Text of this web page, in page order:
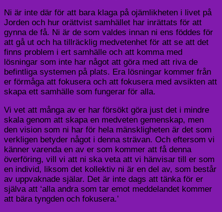
Ni är inte där för att bara klaga på ojämlikheten i livet på
Jorden och hur orättvist samhället har inrättats för att
gynna de få. Ni är de som valdes innan ni ens föddes för
att gå ut och ha tillräcklig medvetenhet för att se att det
finns problem i ert samhälle och att komma med
lösningar som inte har något att göra med att riva de
befintliga systemen på plats. Era lösningar kommer från
er förmåga att fokusera och att fokusera med avsikten att
skapa ett samhälle som fungerar för alla.
Vi vet att många av er har försökt göra just det i mindre
skala genom att skapa en medveten gemenskap, men
den vision som ni har för hela mänskligheten är det som
verkligen betyder något i denna strävan. Och eftersom vi
känner varenda en av er som kommer att få denna
överföring, vill vi att ni ska veta att vi hänvisar till er som
en individ, liksom det kollektiv ni är en del av, som består
av uppvaknade själar. Det är inte dags att tänka för er
själva att ‘alla andra som tar emot meddelandet kommer
att bära tyngden och fokusera.’